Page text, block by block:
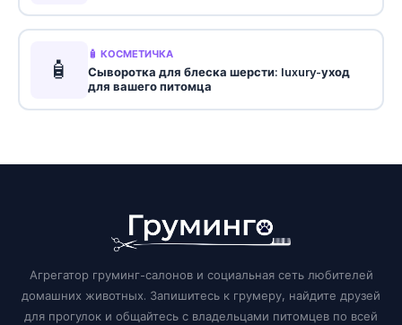
🧴
🧴 КОСМЕТИЧКА
Сыворотка для блеска шерсти: luxury-уход
для вашего питомца
Агрегатор груминг-салонов и социальная сеть любителей
домашних животных. Запишитесь к грумеру, найдите друзей
для прогулок и общайтесь с владельцами питомцев по всей